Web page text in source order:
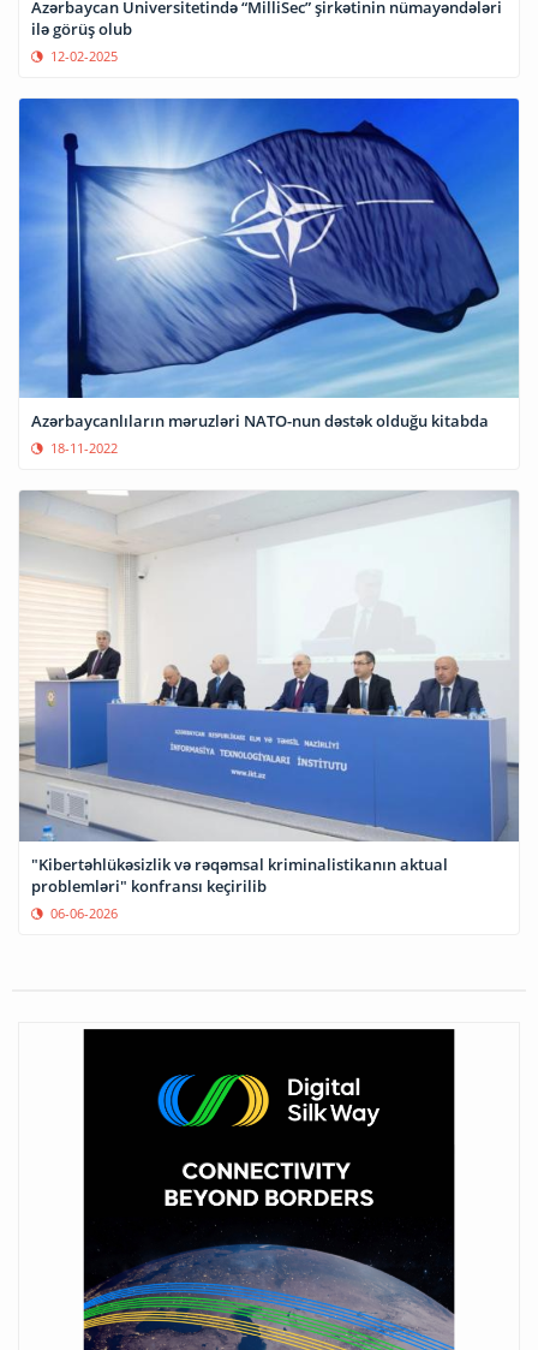
Azərbaycan Universitetində “MilliSec” şirkətinin nümayəndələri
ilə görüş olub
12-02-2025
Azərbaycanlıların məruzləri NATO-nun dəstək olduğu kitabda
18-11-2022
"Kibertəhlükəsizlik və rəqəmsal kriminalistikanın aktual
problemləri" konfransı keçirilib
06-06-2026